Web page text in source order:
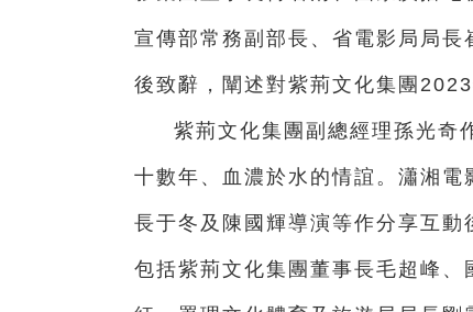
宣傳部常務副部長、省電影局局
後致辭，闡述對紫荊文化集團
紫荊文化集團副總經理孫光奇
十數年、血濃於水的情誼。瀟湘
長于冬及陳國輝導演等作分享互
包括紫荊文化集團董事長毛超峰